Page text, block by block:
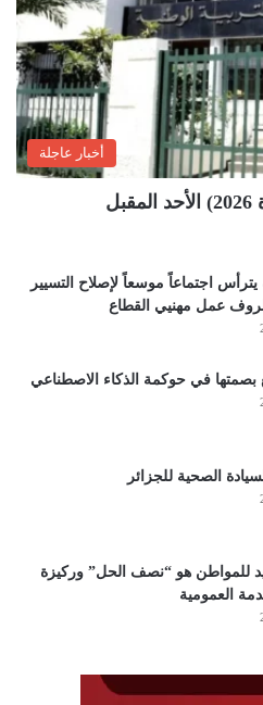
أخبار عاجلة
اجتماعاً موسعاً لإصلاح التسيير
عمل مهنيي القطاع
بصمتها في حوكمة الذكاء الاصطناعي
الصحية للجزائر
للمواطن هو “نصف الحل” وركيزة
العمومية